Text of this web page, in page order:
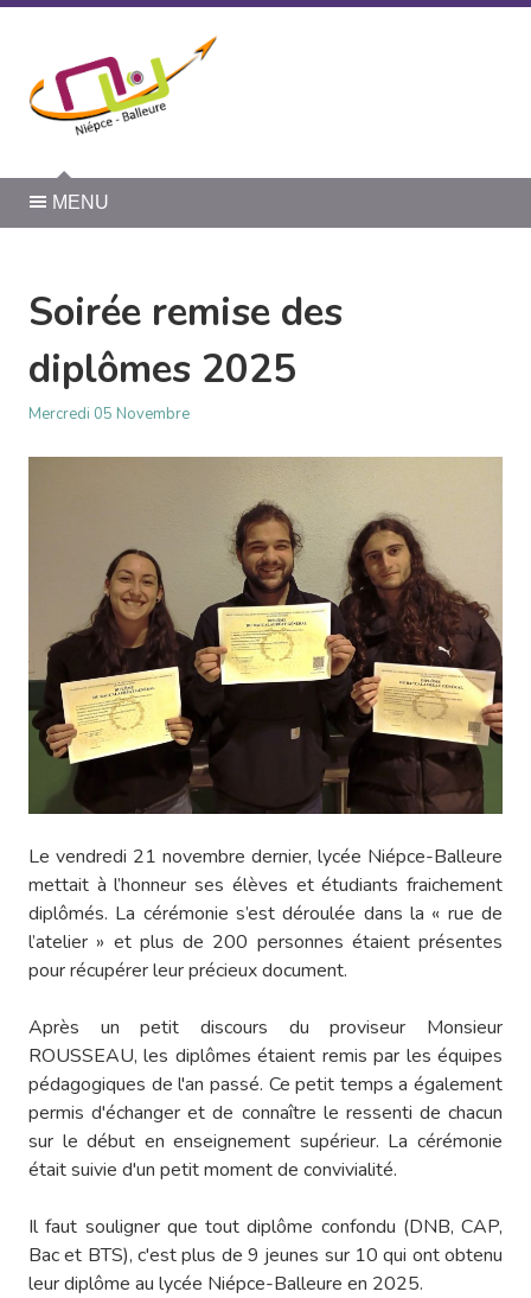
MENU
Soirée remise des
diplômes 2025
Mercredi 05 Novembre
Le vendredi 21 novembre dernier, lycée Niépce-Balleure
mettait à l’honneur ses élèves et étudiants fraichement
diplômés. La cérémonie s’est déroulée dans la « rue de
l’atelier » et plus de 200 personnes étaient présentes
pour récupérer leur précieux document.
Après un petit discours du proviseur Monsieur
ROUSSEAU, les diplômes étaient remis par les équipes
pédagogiques de l'an passé. Ce petit temps a également
permis d'échanger et de connaître le ressenti de chacun
sur le début en enseignement supérieur. La cérémonie
était suivie d'un petit moment de convivialité.
Il faut souligner que tout diplôme confondu (DNB, CAP,
Bac et BTS), c'est plus de 9 jeunes sur 10 qui ont obtenu
leur diplôme au lycée Niépce-Balleure en 2025.
Panneau de gestion des cookies